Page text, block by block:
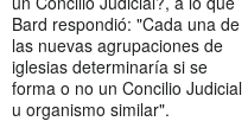
Bard respondió: "Cada una de
las nuevas agrupaciones de
iglesias determinaría si se
forma o no un Concilio Judicial
u organismo similar".